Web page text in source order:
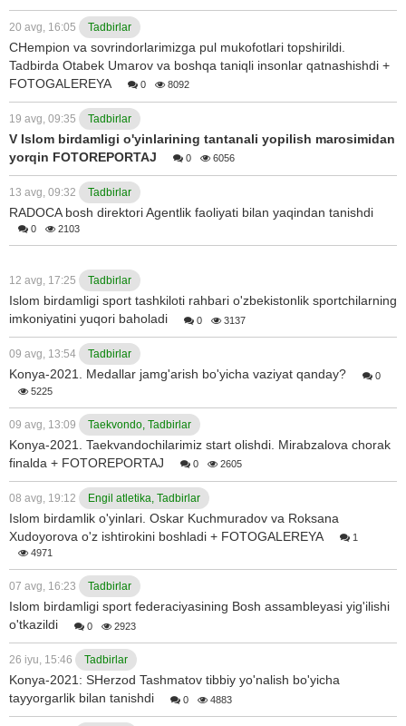
20 avg, 16:05 Tadbirlar
CHempion va sovrindorlarimizga pul mukofotlari topshirildi.
Tadbirda Otabek Umarov va boshqa taniqli insonlar qatnashishdi +
FOTOGALEREYA
0 8092
19 avg, 09:35 Tadbirlar
V Islom birdamligi o'yinlarining tantanali yopilish marosimidan
yorqin FOTOREPORTAJ
0 6056
13 avg, 09:32 Tadbirlar
RADOCA bosh direktori Agentlik faoliyati bilan yaqindan tanishdi
0 2103
12 avg, 17:25 Tadbirlar
Islom birdamligi sport tashkiloti rahbari o'zbekistonlik sportchilarning
imkoniyatini yuqori baholadi
0 3137
09 avg, 13:54 Tadbirlar
Konya-2021. Medallar jamg'arish bo'yicha vaziyat qanday?
0
5225
09 avg, 13:09 Taekvondo, Tadbirlar
Konya-2021. Taekvandochilarimiz start olishdi. Mirabzalova chorak
finalda + FOTOREPORTAJ
0 2605
08 avg, 19:12 Engil atletika, Tadbirlar
Islom birdamlik o'yinlari. Oskar Kuchmuradov va Roksana
Xudoyorova o'z ishtirokini boshladi + FOTOGALEREYA
1
4971
07 avg, 16:23 Tadbirlar
Islom birdamligi sport federaciyasining Bosh assambleyasi yig'ilishi
o'tkazildi
0 2923
26 iyu, 15:46 Tadbirlar
Konya-2021: SHerzod Tashmatov tibbiy yo'nalish bo'yicha
tayyorgarlik bilan tanishdi
0 4883